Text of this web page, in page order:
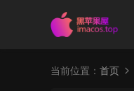
当前位置： 首页